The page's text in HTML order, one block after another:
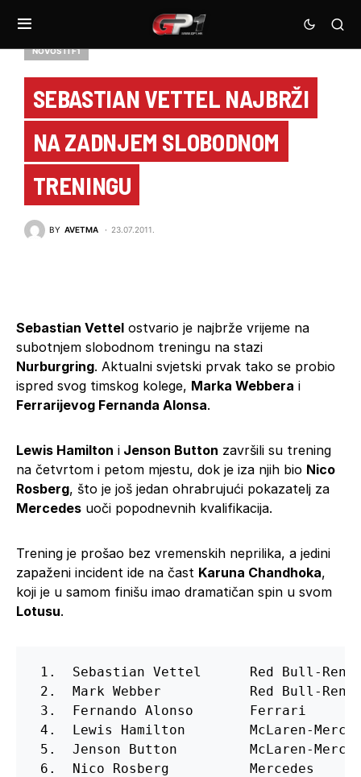
NOVOSTI F1
SEBASTIAN VETTEL NAJBRŽI
NA ZADNJEM SLOBODNOM
TRENINGU
BY AVETMA 23.07.2011.
Sebastian Vettel ostvario je najbrže vrijeme na
subotnjem slobodnom treningu na stazi
Nurburgring. Aktualni svjetski prvak tako se probio
ispred svog timskog kolege, Marka Webbera i
Ferrarijevog Fernanda Alonsa.
Lewis Hamilton i Jenson Button završili su trening
na četvrtom i petom mjestu, dok je iza njih bio Nico
Rosberg, što je još jedan ohrabrujući pokazatelj za
Mercedes uoči popodnevnih kvalifikacija.
Trening je prošao bez vremenskih neprilika, a jedini
zapaženi incident ide na čast Karuna Chandhoka,
koji je u samom finišu imao dramatičan spin u svom
Lotusu.
1.  Sebastian Vettel      Red Bull-
2.  Mark Webber           Red Bull-
3.  Fernando Alonso       Ferrari
4.  Lewis Hamilton        McLaren-
5.  Jenson Button         McLaren-
6.  Nico Rosberg          Mercedes